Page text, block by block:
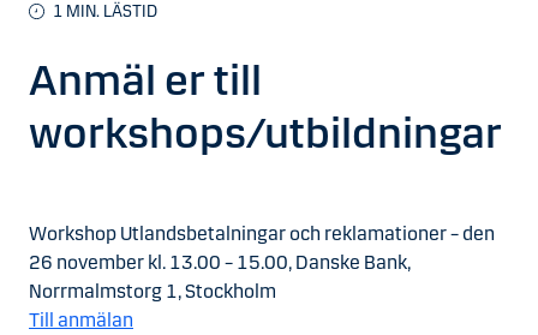
1 MIN. LÄSTID
Anmäl er till
workshops/utbildningar
Workshop Utlandsbetalningar och reklamationer – den
26 november kl. 13.00 – 15.00, Danske Bank,
Norrmalmstorg 1, Stockholm
Till anmälan